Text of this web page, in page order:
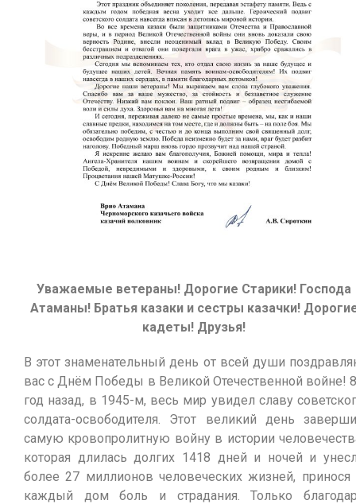
Уважаемые ветераны! Дорогие Старики! Господа
Атаманы! Братья казаки и сестры казачки!
кадеты! Друзья!
В этот знаменательный день от всей души
вас с Днём Победы в Великой Отечественной войне!
год назад, в 1945-м, весь мир увидел славу
солдата-освободителя. Этот великий день
самую кровопролитную войну в истории
которая длилась долгих 1418 дней и ночей и
более 27 миллионов человеческих жизней, принося
каждый дом боль и страдания. Только